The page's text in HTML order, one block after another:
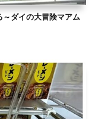
～ダイの大冒険マアム